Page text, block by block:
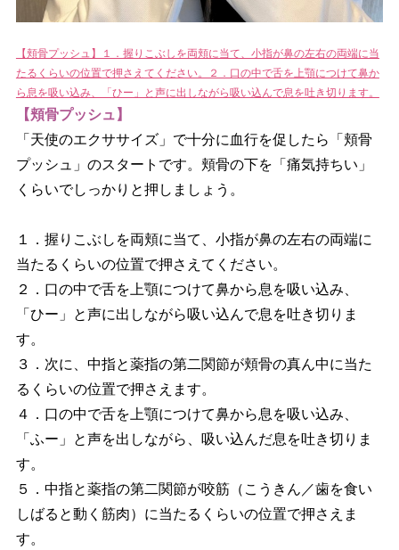
【頬骨プッシュ】１．握りこぶしを両頬に当て、小指が鼻の左右の両端に当
たるくらいの位置で押さえてください。２．口の中で舌を上顎につけて鼻か
ら息を吸い込み、「ひー」と声に出しながら吸い込んで息を吐き切ります。
【頬骨プッシュ】
「天使のエクササイズ」で十分に血行を促したら「頬骨
プッシュ」のスタートです。頬骨の下を「痛気持ちい」
くらいでしっかりと押しましょう。
１．握りこぶしを両頬に当て、小指が鼻の左右の両端に
当たるくらいの位置で押さえてください。
２．口の中で舌を上顎につけて鼻から息を吸い込み、
「ひー」と声に出しながら吸い込んで息を吐き切りま
す。
３．次に、中指と薬指の第二関節が頬骨の真ん中に当た
るくらいの位置で押さえます。
４．口の中で舌を上顎につけて鼻から息を吸い込み、
「ふー」と声を出しながら、吸い込んだ息を吐き切りま
す。
５．中指と薬指の第二関節が咬筋（こうきん／歯を食い
しばると動く筋肉）に当たるくらいの位置で押さえま
す。